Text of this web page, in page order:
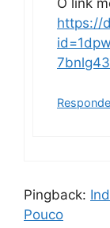
https://
Pingback:
Pouco